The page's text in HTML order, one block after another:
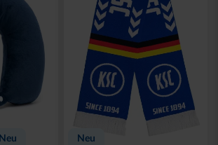
Neu Neu